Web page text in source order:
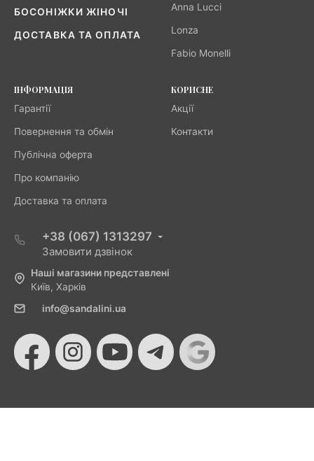
БОСОНІЖКИ ЖІНОЧІ
ДОСТАВКА ТА ОПЛАТА
Anna Lucci
Lonza
Fabio Monelli
ІНФОРМАЦІЯ
Гарантії
Повернення та обмін
Публічна оферта
Про компанію
Доставка та оплата
КОРИСНЕ
Акції
Контакти
+38 (067) 1313297
Замовити дзвінок
Наші магазини представлені
Київ, Харків
info@sandalini.ua